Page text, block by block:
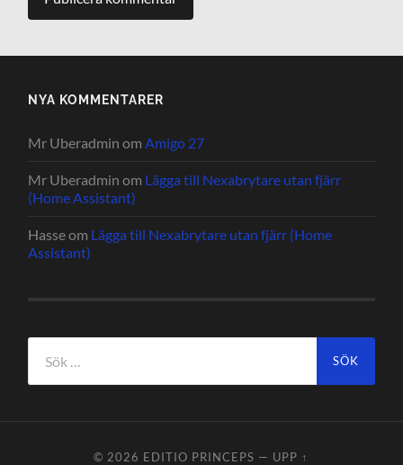
NYA KOMMENTARER
Mr Uberadmin omAmigo 27
Mr Uberadmin om Lägga till Nexabrytare utan fjärr
(Home Assistant)
Hasseom Lägga till Nexabrytare utan fjärr (Home
Assistant)
efter:
© 2026 EDITIO PRINCEPS — UPP ↑